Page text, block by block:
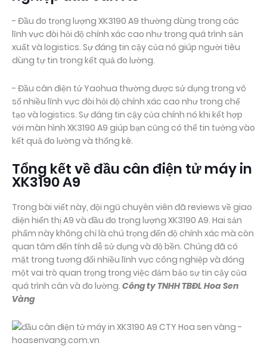
- Đầu đo trọng lượng XK3190 A9 thường dùng trong các
lĩnh vực đòi hỏi độ chính xác cao như trong quá trình sản
xuất và logistics. Sự đáng tin cậy của nó giúp người tiêu
dùng tự tin trong kết quả đo lường.
- Đầu cân điện tử Yaohua thường được sử dụng trong vô
số nhiều lĩnh vực đòi hỏi độ chính xác cao như trong chế
tạo và logistics. Sự đáng tin cậy của chính nó khi kết hợp
với màn hình XK3190 A9 giúp bạn cũng có thể tin tưởng vào
kết quả đo lường và thống kê.
Tổng kết về đầu cân điện tử máy in
XK3190 A9
Trong bài viết này, đội ngũ chuyên viên đã reviews về giao
diện hiển thị A9 và đầu đo trọng lượng XK3190 A9. Hai sản
phẩm này không chỉ là chú trọng đến độ chính xác mà còn
quan tâm đến tính dễ sử dụng và độ bền. Chúng đã có
mặt trong tương đối nhiều lĩnh vực công nghiệp và đóng
một vai trò quan trọng trong việc đảm bảo sự tin cậy của
quá trình cân và đo lường. Công ty TNHH TBĐL Hoa Sen
Vàng